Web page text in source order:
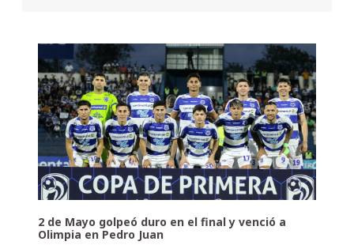
2 de Mayo golpeó duro en el final y venció a
Olimpia en Pedro Juan